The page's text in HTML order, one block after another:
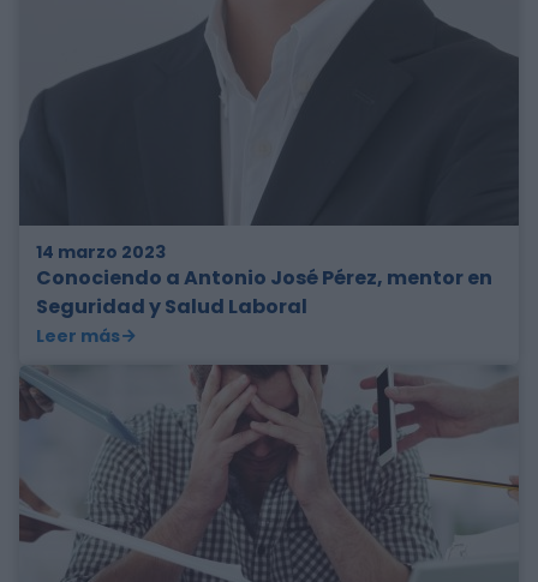
14 marzo 2023
Conociendo a Antonio José Pérez, mentor en
Seguridad y Salud Laboral
Leer más